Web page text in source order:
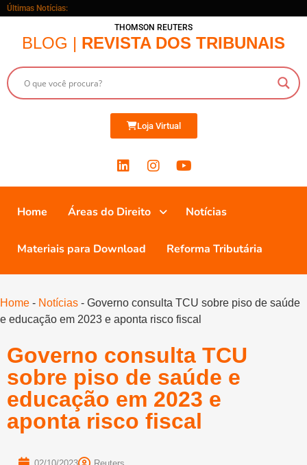
Últimas Notícias:
THOMSON REUTERS
BLOG | REVISTA DOS TRIBUNAIS
Loja Virtual
Home Áreas do Direito Notícias
Materiais para Download Reforma Tributária
Home - Notícias - Governo consulta TCU sobre piso de saúde
e educação em 2023 e aponta risco fiscal
Governo consulta TCU
sobre piso de saúde e
educação em 2023 e
aponta risco fiscal